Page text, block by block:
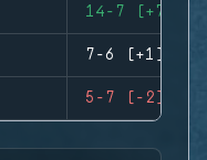
14-7 (+7)
7-6 (+1)
5-7 (-2)